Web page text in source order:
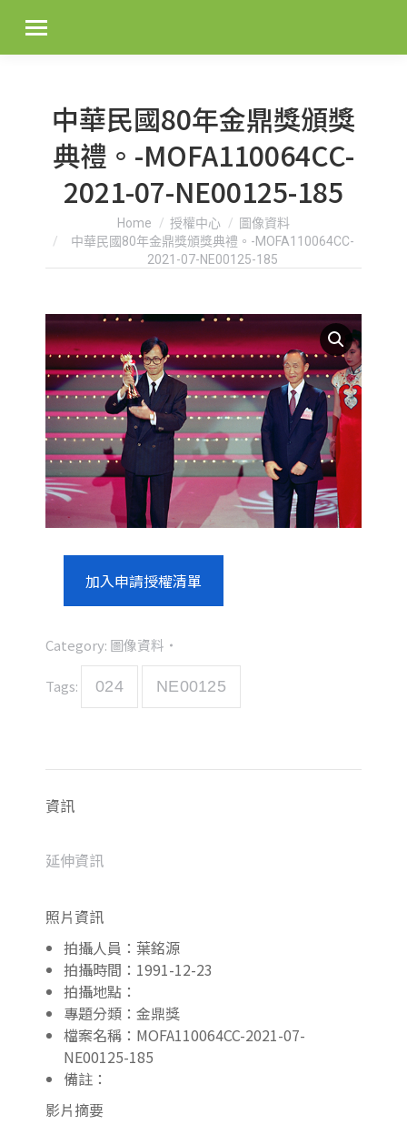
中華民國80年金鼎獎頒獎
典禮。-MOFA110064CC-
2021-07-NE00125-185
You are here:Home 授權中心
圖像資料
中華民國80年金鼎獎頒獎典禮。-MOFA110064CC-
2021-07-NE00125-185
加入申請授權清單
Category: 圖像資料
Tags: 024 NE00125
資訊
延伸資訊
照片資訊
拍攝人員：葉銘源
拍攝時間：1991-12-23
拍攝地點：
專題分類：金鼎獎
檔案名稱：MOFA110064CC-2021-07-
NE00125-185
備註：
影片摘要